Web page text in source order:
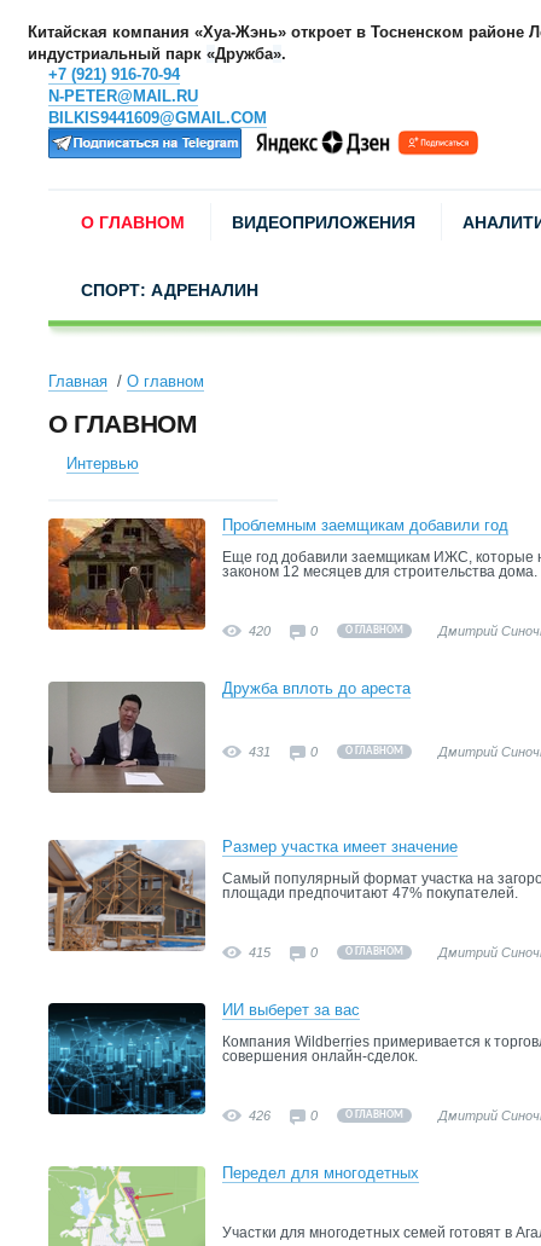
+7 (921) 916-70-94
N-PETER@MAIL.RU
BILKIS9441609@GMAIL.COM
О ГЛАВНОМ ВИДЕОПРИЛОЖЕНИЯ
СПОРТ: АДРЕНАЛИН
Главная О главном
О ГЛАВНОМ
Интервью
Проблемным заемщикам добавили год
Еще год добавили заемщикам ИЖС, которые
законом 12 месяцев для строительства дома.
420 0 О ГЛАВНОМ Дмитрий
Дружба вплоть до ареста
Китайская компания «Хуа-Жэнь» откроет в Тосненском районе
индустриальный парк «Дружба».
431 0 О ГЛАВНОМ Дмитрий
Размер участка имеет значение
Самый популярный формат участка на
площади предпочитают 47% покупателей.
415 0 О ГЛАВНОМ Дмитрий
ИИ выберет за вас
Компания Wildberries примеривается к
совершения онлайн-сделок.
426 0 О ГЛАВНОМ Дмитрий
Передел для многодетных
Участки для многодетных семей готовят в